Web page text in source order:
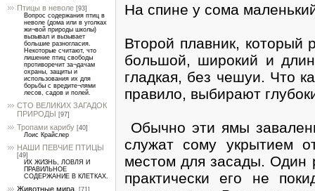
Птицы в неволе [93]
Вопрос содержания птиц в
неволе (дома или в уголках
жи¬вой природы школы)
вызывал и вызывает
большие разногласия.
Некоторые считают, что
лишение птиц свободы
противоречит за¬дачам
охраны, защиты и
использования их для
борьбы с вредите¬лями
лесов, садов и полей.
СТО ВЕЛИКИХ ЗАГАДОК
ПРИРОДЫ [97]
Тропами карибу [40]
Лоис Крайслер
НАШИ ПЕВЧИЕ ПТИЦЫ
[49]
ИХ ЖИЗНЬ, ЛОВЛЯ И
ПРАВИЛЬНОЕ
СОДЕРЖАНИЕ В КЛЕТКАХ.
Животные мира. [71]
На спине у сома
Второй плавник, который
большой, широкий и
гладкая, без чешуи. Что
правило, выбирают
Обычно эти ямы
служат сому укрытием
местом для засады. Один
практически его не